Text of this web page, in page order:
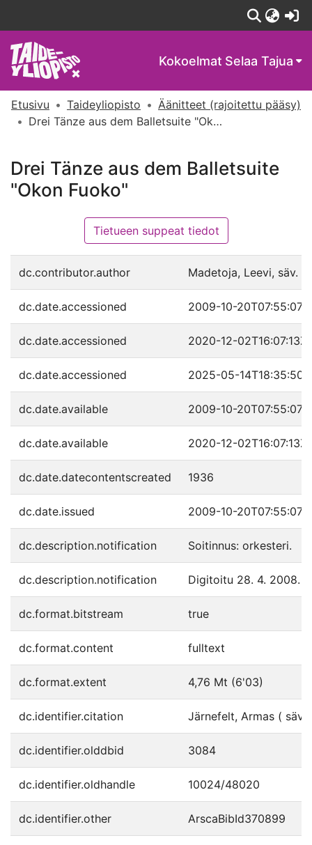
Kokoelmat Selaa Tajua
Etusivu Taideyliopisto
Äänitteet (rajoitettu pääsy)
Drei Tänze aus dem Balletsuite "Okon Fuoko"
Drei Tänze aus dem Balletsuite
"Okon Fuoko"
Tietueen suppeat tiedot
dc.contributor.author Madetoja, Leevi, säv.
dc.date.accessioned 2009-10-20T07:55:07Z
dc.date.accessioned 2020-12-02T16:07:13Z
dc.date.accessioned 2025-05-14T18:35:50Z
dc.date.available 2009-10-20T07:55:07Z
dc.date.available 2020-12-02T16:07:13Z
dc.date.datecontentscreated 1936
dc.date.issued 2009-10-20T07:55:07Z
dc.description.notification Soitinnus: orkesteri.
dc.description.notification Digitoitu 28. 4. 2008.
dc.format.bitstream true
dc.format.content fulltext
dc.format.extent 4,76 Mt (6'03)
dc.identifier.citation Järnefelt, Armas ( säv.
dc.identifier.olddbid 3084
dc.identifier.oldhandle 10024/48020
dc.identifier.other ArscaBibId370899